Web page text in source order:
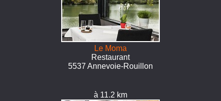
Le Moma
Restaurant
5537 Annevoie-Rouillon
à 11.2 km